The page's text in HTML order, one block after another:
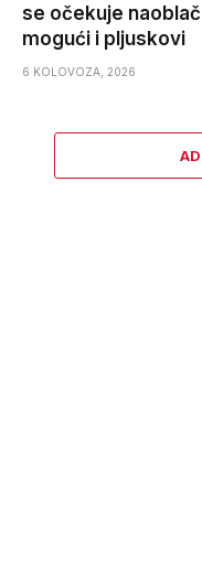
se očekuje
mogući i pljuskovi
6 KOLOVOZA, 2026